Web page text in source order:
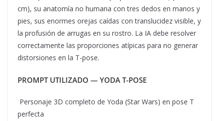
cm), su anatomía no humana con tres dedos en manos y
pies, sus enormes orejas caídas con translucidez visible, y
la profusión de arrugas en su rostro. La IA debe resolver
correctamente las proporciones atípicas para no generar
distorsiones en la T-pose.
PROMPT UTILIZADO — YODA T-POSE
Personaje 3D completo de Yoda (Star Wars) en pose T
perfecta